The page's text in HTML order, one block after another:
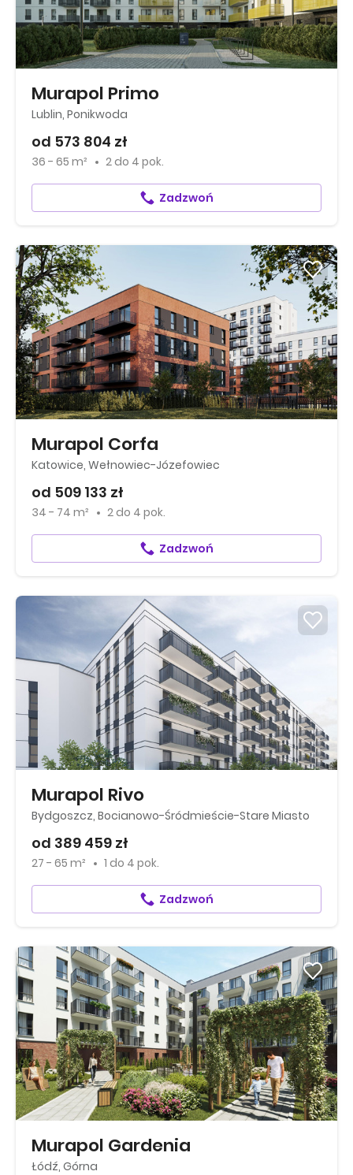
Murapol Primo
Lublin, Ponikwoda
od 573 804 zł
36 - 65 m² 2 do 4 pok.
Zadzwoń
Murapol Corfa
Katowice, Wełnowiec-Józefowiec
od 509 133 zł
34 - 74 m² 2 do 4 pok.
Zadzwoń
Murapol Rivo
Bydgoszcz, Bocianowo-Śródmieście-Stare Miasto
od 389 459 zł
27 - 65 m² 1 do 4 pok.
Zadzwoń
Murapol Gardenia
Łódź, Górna